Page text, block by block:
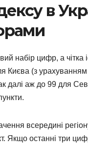
в
набір цифр, а чітка
Києва (з урахуванням
далі аж до 99 для
всередині
Якщо останні три